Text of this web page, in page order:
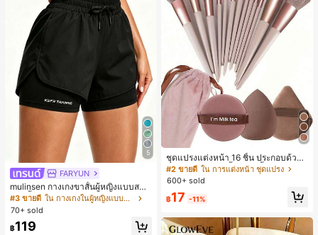
5
FARYUN
mulinsen กางเกงขาสั้นผู้หญิงแบบสบา
ยๆ สีพื้น หลวม อเนกประสงค์ กางเกงขา
สั้นกีฬา 2-In-1 สำหรับวิ่ง ฟิตเนส และก
ารฝึกซ้อมกีฬาในฤดูร้อน
#3 ขายดี
ใน กางเกงในผู้หญิงแบบแอคทีฟ
70+ sold
฿119
ชุดแปรงแต่งหน้า 16 ชิ้น ประกอบด้วยแ
ปรงแต่งหน้า 13 ชิ้น, ฟองน้ำแต่งหน้ารู
ปหยดน้ำ 1 ชิ้น, แปรงแป้งรองพื้นกลม 1
1 ชิ้น - ชุดคลาสสิก ทำจากขนสังเคราะ
หญิงและเด็กผู้หญิง เหมาะสำหรับฤดูใบ
ไม้ร่วงและฤดูหนาว
#2 ขายดี ใน การแต่งหน้า ชุดแปรง
600+ sold
฿17 -11%